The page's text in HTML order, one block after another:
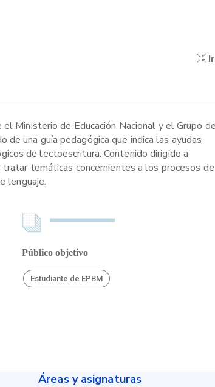
Ir
Ministerio de Educación Nacional y el Grupo de
una guía pedagógica que indica las ayudas
de lectoescritura. Contenido dirigido a
temáticas concernientes a los procesos de
lenguaje.
Público objetivo
Estudiante de EPBM
Áreas y asignaturas